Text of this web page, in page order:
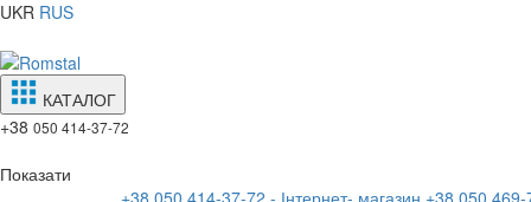
UKR RUS
КАТАЛОГ
+38 050 414-37-72
Показати
+38 050 414-37-72 - Інтернет- магазин +38 050